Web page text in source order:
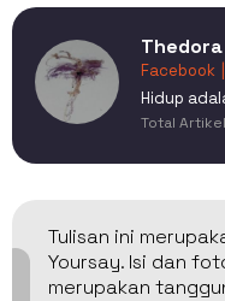
Facebook
Hidup
Total Artikel
Tulisan ini
Yoursay. Isi dan
merupakan